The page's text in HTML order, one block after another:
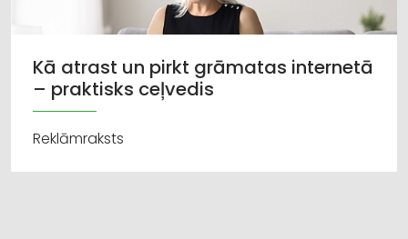
Kā atrast un pirkt grāmatas internetā
– praktisks ceļvedis
Reklāmraksts